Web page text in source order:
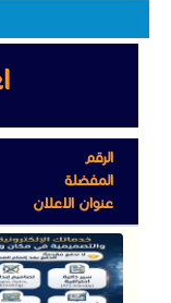
الرقم
المفضلة
عنوان الاعلان